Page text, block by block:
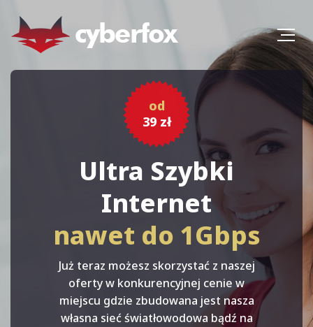
od
39 zł
Internet Radiowy
PLUS
konkurencja
światłowodu
Niskie koszty utrzymania łącza i
elastyczność, stała jakość
od
39 zł
Ultra Szybki
Internet
nawet do 1Gbps
Już teraz możesz skorzystać z naszej
oferty w konkurencyjnej cenie w
miejscu gdzie zbudowana jest nasza
własna sieć światłowodowa bądź na